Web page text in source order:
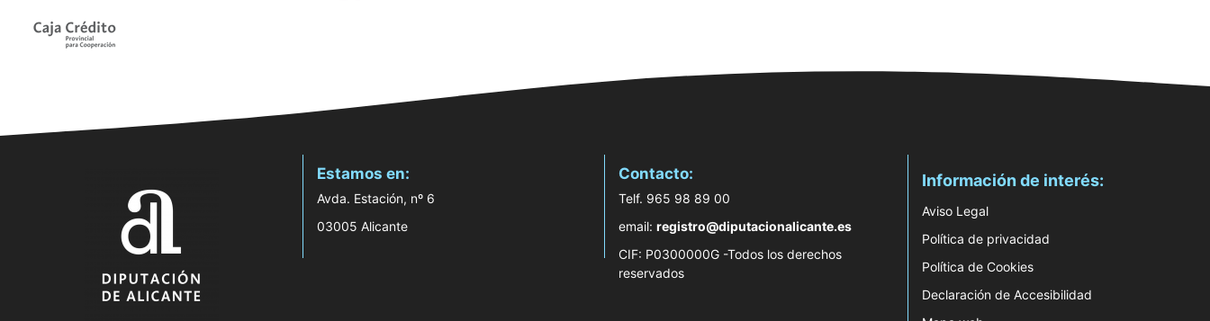
Estamos en:
Avda. Estación, nº 6
03005 Alicante
Contacto:
Telf. 965 98 89 00
email: registro@diputacionalicante.es
CIF: P0300000G -Todos los derechos
reservados
Información de interés:
Aviso Legal
Política de privacidad
Política de Cookies
Declaración de Accesibilidad